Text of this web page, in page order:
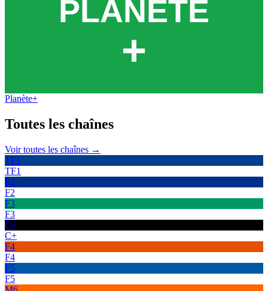
Planète+
Toutes les chaînes
Voir toutes les chaînes →
TF1
TF1
F2
F2
F3
F3
C+
C+
F4
F4
F5
F5